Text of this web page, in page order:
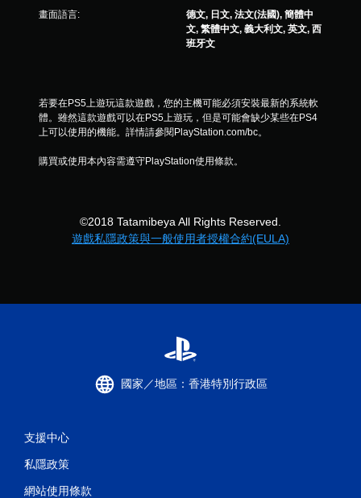
畫面語言:
德文, 日文, 法文(法國), 簡體中
文, 繁體中文, 義大利文, 英文, 西
班牙文
若要在PS5上遊玩這款遊戲，您的主機可能必須安裝最新的系統軟
體。雖然這款遊戲可以在PS5上遊玩，但是可能會缺少某些在PS4
上可以使用的機能。詳情請參閱PlayStation.com/bc。
購買或使用本內容需遵守PlayStation使用條款。
©2018 Tatamibeya All Rights Reserved.
遊戲私隱政策與一般使用者授權合約(EULA)
國家／地區：香港特別行政區
支援中心
私隱政策
網站使用條款